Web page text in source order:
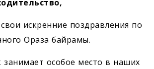
искренние поздравления по
Ораза байрамы.
занимает особое место в наших